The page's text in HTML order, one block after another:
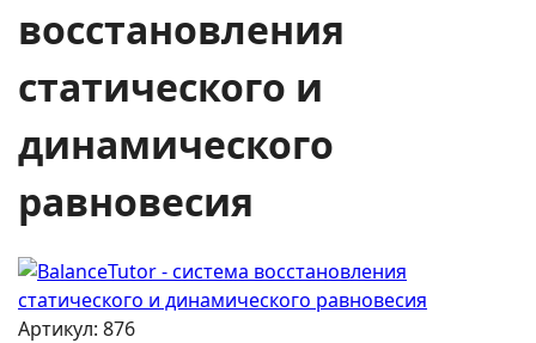
восстановления
статического и
динамического
равновесия
Артикул: 876